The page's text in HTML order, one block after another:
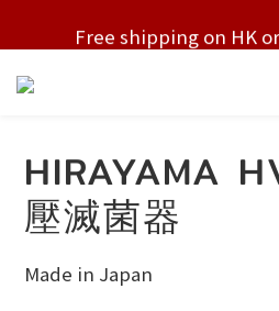
Free shipping on HK
Free shipping on HK
HIRAYAMA
壓滅菌器
Made in Japan